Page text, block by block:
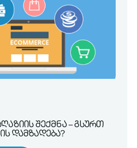
შექმნა – გსურთ
დამზადება?